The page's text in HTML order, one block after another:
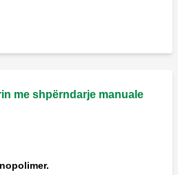
me shpërndarje manuale